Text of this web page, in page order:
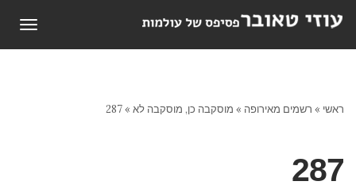
ראשי » רשמים מאירופה » מוסקבה כן, מוסקבה לא »
287
287